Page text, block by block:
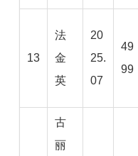
13
法
金
英
20
25.
07
49
99
古
丽